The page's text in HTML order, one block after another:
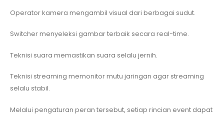
Operator kamera mengambil visual dari berbagai sudut.
Switcher menyeleksi gambar terbaik secara real-time.
Teknisi suara memastikan suara selalu jernih.
Teknisi streaming memonitor mutu jaringan agar streaming
selalu stabil.
Melalui pengaturan peran tersebut, setiap rincian event dapat